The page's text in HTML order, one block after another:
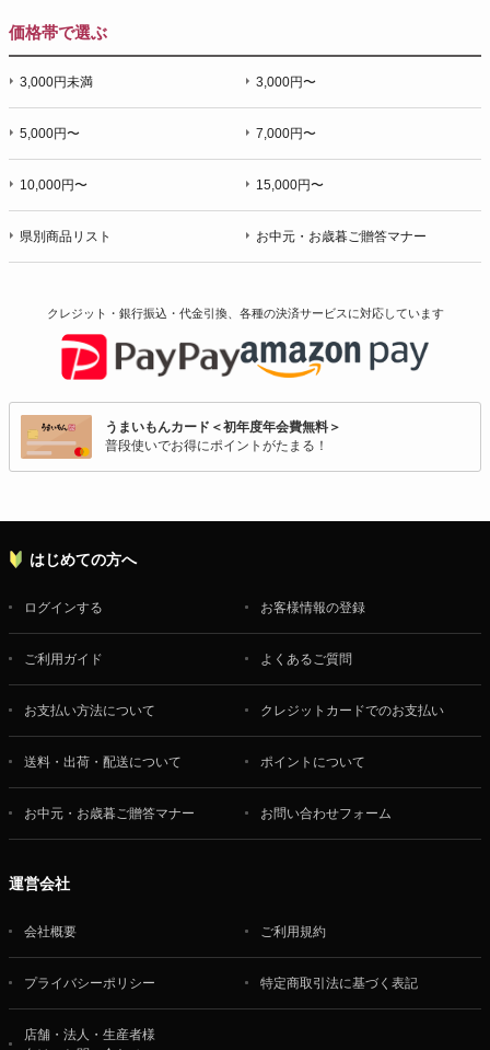
価格帯で選ぶ
3,000円未満 3,000円〜
5,000円〜 7,000円〜
10,000円〜 15,000円〜
県別商品リスト お中元・お歳暮ご贈答マナー
クレジット・銀行振込・代金引換、各種の決済サービスに対応しています
うまいもんカード＜初年度年会費無料＞
普段使いでお得にポイントがたまる！
はじめての方へ
ログインする お客様情報の登録
ご利用ガイド よくあるご質問
お支払い方法について クレジットカードでのお支払い
送料・出荷・配送について ポイントについて
お中元・お歳暮ご贈答マナー お問い合わせフォーム
運営会社
会社概要 ご利用規約
プライバシーポリシー 特定商取引法に基づく表記
店舗・法人・生産者様